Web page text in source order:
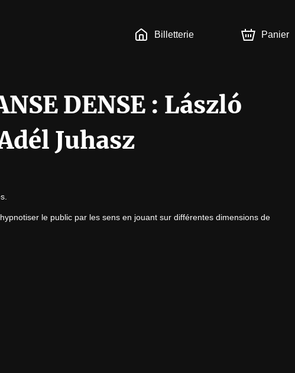
Billetterie Panier
DENSE : László
Juhasz
le public par les sens en jouant sur différentes dimensions de